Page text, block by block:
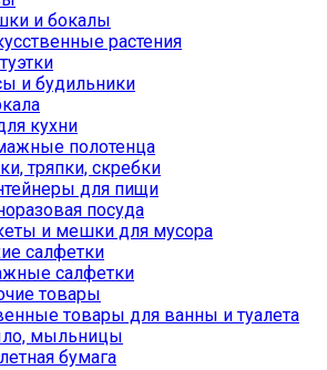
и бокалы
растения
и будильники
кухни
полотенца
тряпки, скребки
для пищи
посуда
и мешки для мусора
салфетки
салфетки
товары
товары для ванны и туалета
мыльницы
бумага